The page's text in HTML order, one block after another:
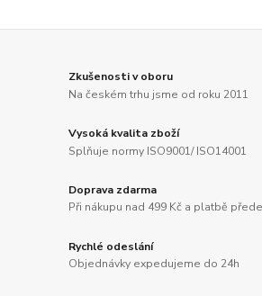
Zkušenosti v oboru
Na českém trhu jsme od roku 2011
Vysoká kvalita zboží
Splňuje normy ISO9001/ ISO14001
Doprava zdarma
Při nákupu nad 499 Kč a platbě
Rychlé odeslání
Objednávky expedujeme do 24h